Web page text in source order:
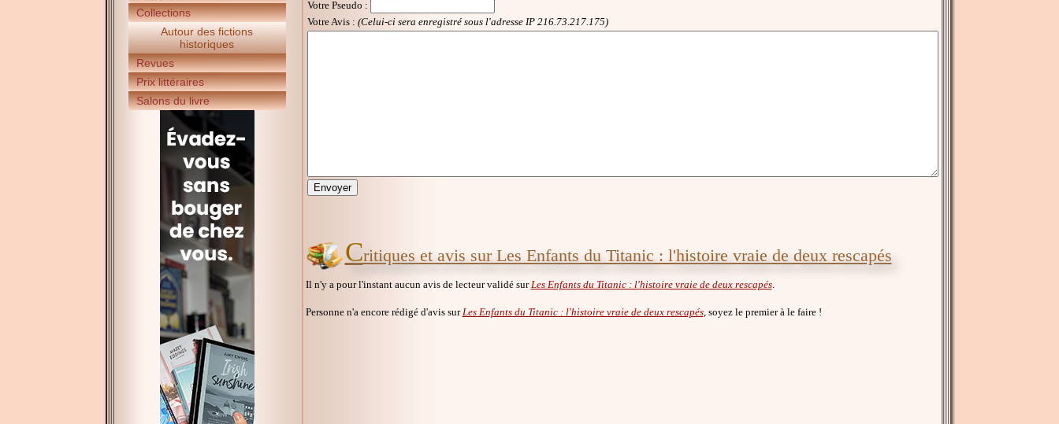
Collections
Autour des fictions
historiques
Revues
Prix littéraires
Salons du livre
Votre Pseudo :
Votre Avis : (Celui-ci sera enregistré sous l'adresse IP 216.73.217.175)
Critiques et avis sur Les Enfants du Titanic : l'histoire vraie de deux rescapés
Il n'y a pour l'instant aucun avis de lecteur validé surLes Enfants du Titanic : l'histoire vraie de deux rescapés.
Personne n'a encore rédigé d'avis sur Les Enfants du Titanic : l'histoire vraie de deux rescapés, soyez le premier à le faire !